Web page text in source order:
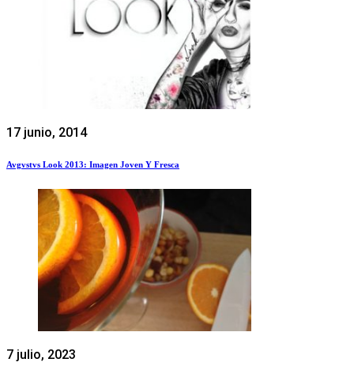
17 junio, 2014
Avgvstvs Look 2013: Imagen Joven Y Fresca
7 julio, 2023